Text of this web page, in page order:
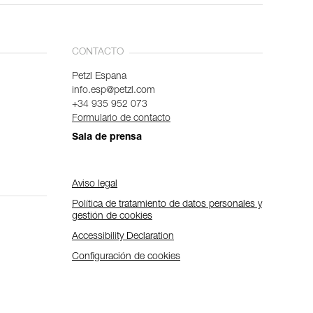
CONTACTO
Petzl Espana
info.esp@petzl.com
+34 935 952 073
Formulario de contacto
Sala de prensa
Aviso legal
Política de tratamiento de datos personales y
gestión de cookies
Accessibility Declaration
Configuración de cookies